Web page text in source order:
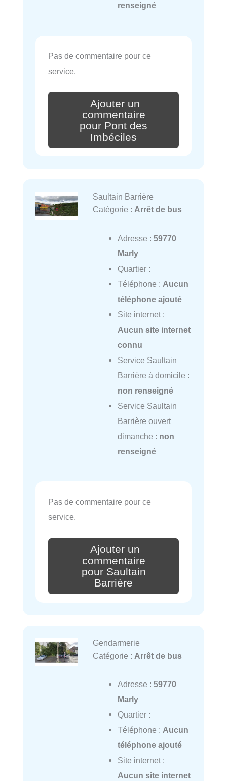
renseigné
Pas de commentaire pour ce
service.
Ajouter un
commentaire
pour Pont des
Imbéciles
Saultain Barrière
Catégorie : Arrêt de bus
Adresse : 59770
Marly
Quartier :
Téléphone : Aucun
téléphone ajouté
Site internet :
Aucun site internet
connu
Service Saultain
Barrière à domicile :
non renseigné
Service Saultain
Barrière ouvert
dimanche : non
renseigné
Pas de commentaire pour ce
service.
Ajouter un
commentaire
pour Saultain
Barrière
Gendarmerie
Catégorie : Arrêt de bus
Adresse : 59770
Marly
Quartier :
Téléphone : Aucun
téléphone ajouté
Site internet :
Aucun site internet